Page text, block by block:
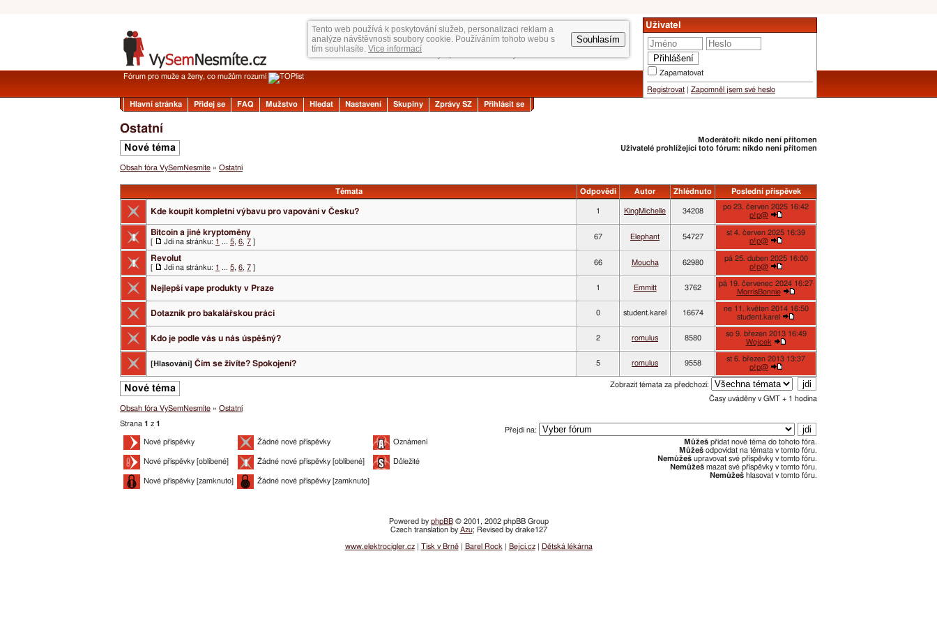
Tento web používá k poskytování služeb, personalizaci reklam a
analýze návštěvnosti soubory cookie. Používáním tohoto webu s
tím souhlasíte. Vice informací
Souhlasím
Uživatel
Zapamatovat
Registrovat Zapomněl jsem své heslo
Fórum pro muže a ženy, co mužům rozumí
Hlavní stránka Přidej se FAQ Mužstvo Hledat Nastavení Skupiny Zprávy SZ Přihlásit se
Ostatní
Moderátoři: nikdo není přítomen
Uživatelé prohlížející toto fórum: nikdo není přítomen
Nové téma
Obsah fóra VySemNesmíte » Ostatní
Témata Odpovědi Autor Zhlédnuto Poslední příspěvek
Kde koupit kompletní výbavu pro vapování v Česku? 1 KingMichelle 34208
po 23. červen 2025 16:42
p!p@
Bitcoin a jiné kryptoměny
[ Jdi na stránku: 1 ... 5, 6, 7 ]
67 Elephant 54727
st 4. červen 2025 16:39
p!p@
Revolut
[ Jdi na stránku: 1 ... 5, 6, 7 ]
66 Moucha 62980
pá 25. duben 2025 16:00
p!p@
Nejlepší vape produkty v Praze 1 Emmitt 3762
pá 19. červenec 2024 16:27
MorrisBonnie
Dotazník pro bakalářskou práci 0 student.karel 16674
ne 11. květen 2014 16:50
student.karel
Kdo je podle vás u nás úspěšný? 2 romulus 8580
so 9. březen 2013 16:49
Wojcek
[Hlasování] Čím se živíte? Spokojení? 5 romulus 9558
st 6. březen 2013 13:37
p!p@
Zobrazit témata za předchozí:
Časy uváděny v GMT + 1 hodina
Přejdi na:
Můžeš přidat nové téma do tohoto fóra.
Můžeš odpovídat na témata v tomto fóru.
Nemůžeš upravovat své příspěvky v tomto fóru.
Nemůžeš mazat své příspěvky v tomto fóru.
Nemůžeš hlasovat v tomto fóru.
Nové téma
Obsah fóra VySemNesmíte » Ostatní
Strana 1 z 1
Nové příspěvky Žádné nové příspěvky Oznámení
Nové příspěvky [oblíbené] Žádné nové příspěvky [oblíbené] Důležité
Nové příspěvky [zamknuto] Žádné nové příspěvky [zamknuto]
Powered by phpBB© 2001, 2002 phpBB Group
Czech translation by Azu; Revised by drake127
www.elektrocigler.cz| Tisk v Brně| Barel Rock Bejci.cz| Dětská lékárna